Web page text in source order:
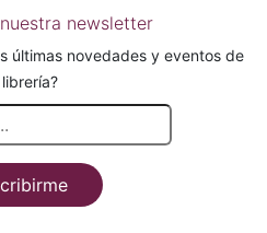
newsletter
últimas novedades y eventos de
librería?